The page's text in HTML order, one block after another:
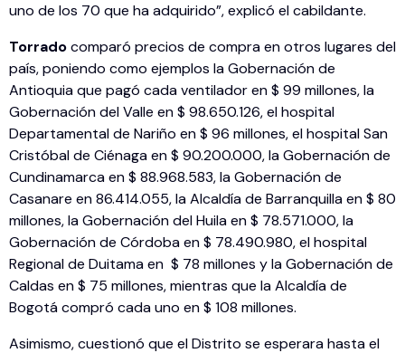
uno de los 70 que ha adquirido”, explicó el cabildante.
Torradocomparó precios de compra en otros lugares del
país, poniendo como ejemplos la Gobernación de
Antioquia que pagó cada ventilador en $ 99 millones, la
Gobernación del Valle en $ 98.650.126, el hospital
Departamental de Nariño en $ 96 millones, el hospital San
Cristóbal de Ciénaga en $ 90.200.000, la Gobernación de
Cundinamarca en $ 88.968.583, la Gobernación de
Casanare en 86.414.055, la Alcaldía de Barranquilla en $ 80
millones, la Gobernación del Huila en $ 78.571.000, la
Gobernación de Córdoba en $ 78.490.980, el hospital
Regional de Duitama en $ 78 millones y la Gobernación de
Caldas en $ 75 millones, mientras que la Alcaldía de
Bogotá compró cada uno en $ 108 millones.
Asimismo, cuestionó que el Distrito se esperara hasta el